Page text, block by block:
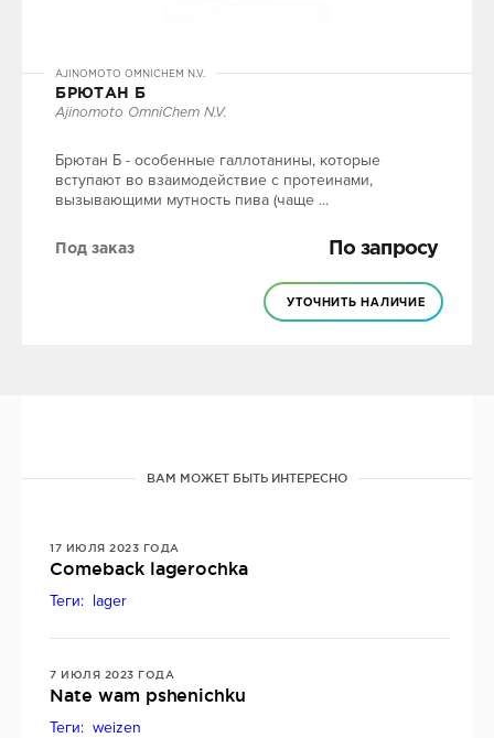
AJINOMOTO OMNICHEM N.V.
БРЮТАН Б
Ajinomoto OmniChem N.V.
Брютан Б - особенные галлотанины, которые
вступают во взаимодействие с протеинами,
вызывающими мутность пива (чаще ...
Под заказ По запросу
УТОЧНИТЬ НАЛИЧИЕ
ВАМ МОЖЕТ БЫТЬ ИНТЕРЕСНО
17 ИЮЛЯ 2023 ГОДА
Comeback lagerochka
Теги: lager
7 ИЮЛЯ 2023 ГОДА
Nate wam pshenichku
Теги: weizen